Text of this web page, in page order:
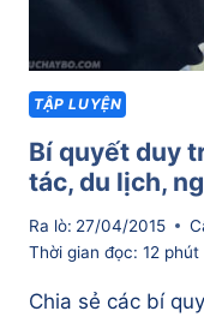
TẬP LUYỆN
Bí quyết duy
tác, du lịch,
Ra lò: 27/04/2015
Thời gian đọc: 12 phút
Chia sẻ các bí